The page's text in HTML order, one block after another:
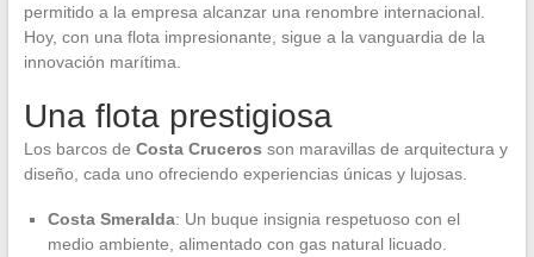
permitido a la empresa alcanzar una renombre internacional.
Hoy, con una flota impresionante, sigue a la vanguardia de la
innovación marítima.
Una flota prestigiosa
Los barcos de Costa Cruceros son maravillas de arquitectura y
diseño, cada uno ofreciendo experiencias únicas y lujosas.
Costa Smeralda: Un buque insignia respetuoso con el
medio ambiente, alimentado con gas natural licuado.